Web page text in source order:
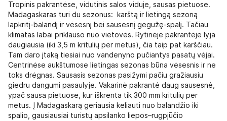
Tropinis pakrantėse, vidutinis salos viduje, sausas pietuose.
Madagaskaras turi du sezonus: karštą ir lietingą sezoną
lapkritį-balandį ir vėsesnį bei sausesnį gegužę-spalį. Tačiau
klimatas labai priklauso nuo vietovės. Rytinėje pakrantėje lyja
daugiausia (iki 3,5 m kritulių per metus), čia taip pat karščiau.
Tam daro įtaką tiesiai nuo vandenyno pučiantys pasatų vėjai.
Centrinėse aukštumose lietingas sezonas būna vėsesnis ir ne
toks drėgnas. Sausasis sezonas pasižymi pačiu gražiausiu
giedru dangumi pasaulyje. Vakarinė pakrantė daug sausesnė,
ypač sausa pietuose, kur iškrenta tik 300 mm kritulių per
metus. Į Madagaskarą geriausia keliauti nuo balandžio iki
spalio, gausiausiai turistų apsilanko liepos–rugpjūčio